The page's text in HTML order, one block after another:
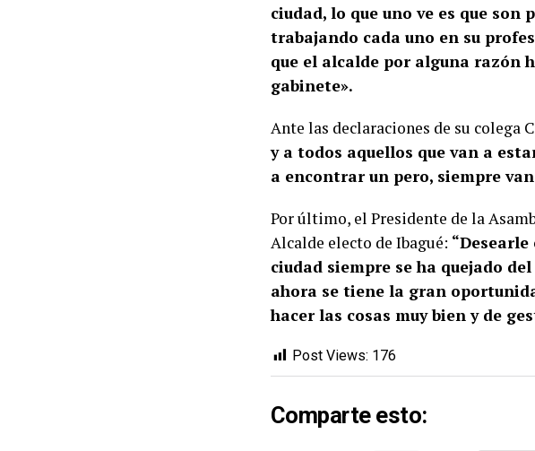
ciudad, lo que uno ve es que
trabajando cada uno en su
que el alcalde por alguna razón
gabinete».
Ante las declaraciones de su colega
y a todos aquellos que van a
a encontrar un pero, siempre
Por último, el Presidente de la
Alcalde electo de Ibagué:
ciudad siempre se ha quejado
ahora se tiene la gran
hacer las cosas muy bien y de
Post Views: 176
Comparte esto: